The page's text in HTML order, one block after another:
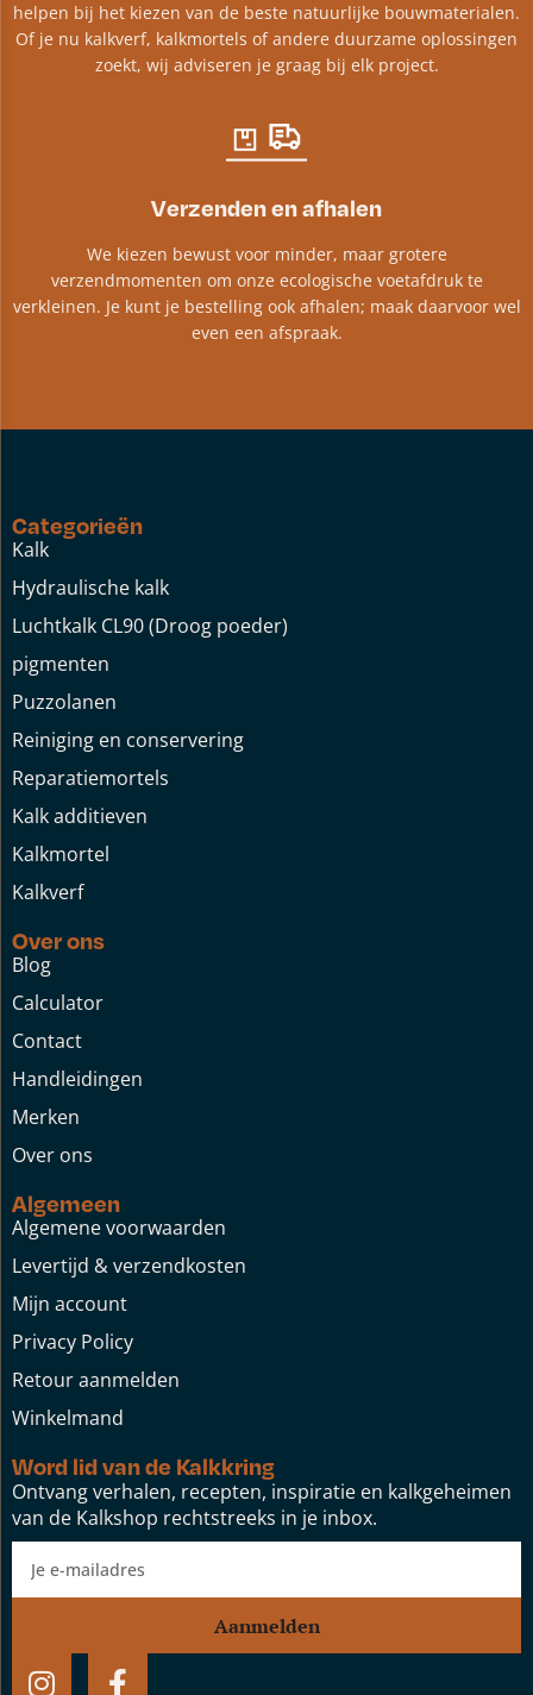
helpen bij het kiezen van de beste natuurlijke bouwmaterialen.
Of je nu kalkverf, kalkmortels of andere duurzame oplossingen
zoekt, wij adviseren je graag bij elk project.​
Verzenden en afhalen
We kiezen bewust voor minder, maar grotere
verzendmomenten om onze ecologische voetafdruk te
verkleinen. Je kunt je bestelling ook afhalen; maak daarvoor wel
even een afspraak.
Categorieën
Kalk
Hydraulische kalk
Luchtkalk CL90 (Droog poeder)
pigmenten
Puzzolanen
Reiniging en conservering
Reparatiemortels
Kalk additieven
Kalkmortel
Kalkverf
Over ons
Blog
Calculator
Contact
Handleidingen
Merken
Over ons
Algemeen
Algemene voorwaarden
Levertijd & verzendkosten
Mijn account
Privacy Policy
Retour aanmelden
Winkelmand
Word lid van de Kalkkring
Ontvang verhalen, recepten, inspiratie en kalkgeheimen
van de Kalkshop rechtstreeks in je inbox.
Aanmelden